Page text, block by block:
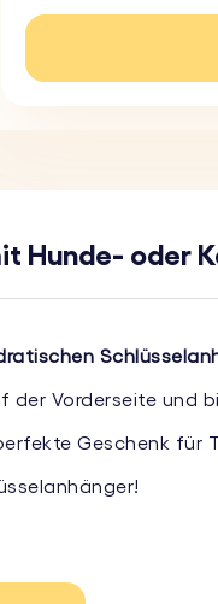
Hunde- oder
Vorderseite und
Geschenk für